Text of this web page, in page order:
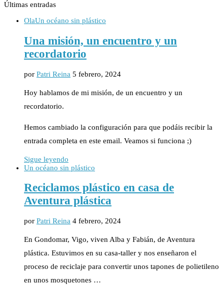
Últimas entradas
OlaUn océano sin plástico
Una misión, un encuentro y un
recordatorio
por Patri Reina 5 febrero, 2024
Hoy hablamos de mi misión, de un encuentro y un
recordatorio.
Hemos cambiado la configuración para que podáis recibir la
entrada completa en este email. Veamos si funciona ;)
Sigue leyendo
Un océano sin plástico
Reciclamos plástico en casa de
Aventura plástica
por Patri Reina 4 febrero, 2024
En Gondomar, Vigo, viven Alba y Fabián, de Aventura
plástica. Estuvimos en su casa-taller y nos enseñaron el
proceso de reciclaje para convertir unos tapones de polietileno
en unos mosquetones …